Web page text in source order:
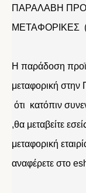
ΠΑΡΑΛΑΒΗ
ΜΕΤΑΦΟΡΙΚΕΣ
Η παράδοση
μεταφορική στην
ότι κατόπιν
,θα μεταβείτε
μεταφορική
αναφέρετε στο